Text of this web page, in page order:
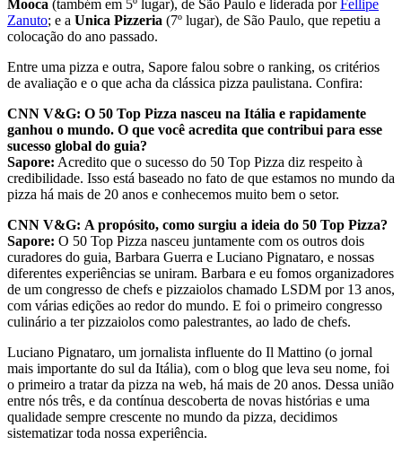
Mooca (também em 5º lugar), de São Paulo e liderada por Fellipe
Zanuto; e a Unica Pizzeria (7º lugar), de São Paulo, que repetiu a
colocação do ano passado.
Entre uma pizza e outra, Sapore falou sobre o ranking, os critérios
de avaliação e o que acha da clássica pizza paulistana. Confira:
CNN V&G: O 50 Top Pizza nasceu na Itália e rapidamente
ganhou o mundo. O que você acredita que contribui para esse
sucesso global do guia?
Sapore: Acredito que o sucesso do 50 Top Pizza diz respeito à
credibilidade. Isso está baseado no fato de que estamos no mundo da
pizza há mais de 20 anos e conhecemos muito bem o setor.
CNN V&G: A propósito, como surgiu a ideia do 50 Top Pizza?
Sapore: O 50 Top Pizza nasceu juntamente com os outros dois
curadores do guia, Barbara Guerra e Luciano Pignataro, e nossas
diferentes experiências se uniram. Barbara e eu fomos organizadores
de um congresso de chefs e pizzaiolos chamado LSDM por 13 anos,
com várias edições ao redor do mundo. E foi o primeiro congresso
culinário a ter pizzaiolos como palestrantes, ao lado de chefs.
Luciano Pignataro, um jornalista influente do Il Mattino (o jornal
mais importante do sul da Itália), com o blog que leva seu nome, foi
o primeiro a tratar da pizza na web, há mais de 20 anos. Dessa união
entre nós três, e da contínua descoberta de novas histórias e uma
qualidade sempre crescente no mundo da pizza, decidimos
sistematizar toda nossa experiência.